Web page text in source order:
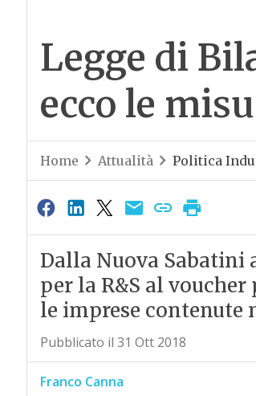
Legge di
ecco le
Home Attualità Politica
Dalla Nuova Sabatini
per la R&S al
le imprese contenute
Pubblicato il 31 Ott 2018
Franco Canna